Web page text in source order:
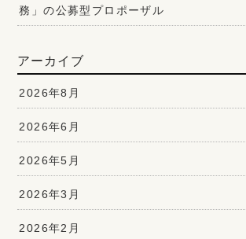
務」の公募型プロポーザル
アーカイブ
2026年8月
2026年6月
2026年5月
2026年3月
2026年2月